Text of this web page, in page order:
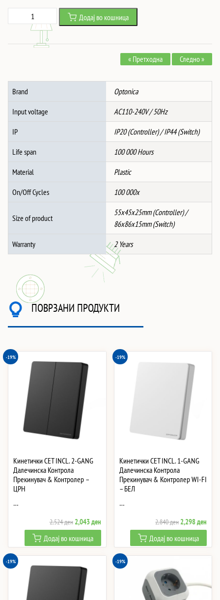
was:
2,272 ден.
price
1,839 ден.
Кинетички
СЕТ
Контрола
Прекинувач
количина
Додај во кошница
« Претходна Следно »
Brand Optonica
Input voltage AC110-240V / 50Hz
IP IP20 (Controller) / IP44 (Switch)
Life span 100 000 Hours
Material Plastic
On/Off Cycles 100 000x
Size of product
55x45x25mm (Controller) /
86x86x15mm (Switch)
Warranty 2 Years
ПОВРЗАНИ ПРОДУКТИ
-19%
Кинетички СЕТ INCL. 2-GANG
Далечинска Контрола
Прекинувач & Контролер –
ЦРН
…
2,524ден Original
price
was:
2,524 ден.
2,043денCurrent
price
is:
2,043 ден.
Додај во кошница
-19%
Кинетички СЕТ INCL. 1-GANG
Далечинска Контрола
Прекинувач & Контролер WI-FI
– БЕЛ
…
2,840ден Original
price
was:
2,840 ден.
2,298ден
price
is:
Додај во кошница
-19% -19%